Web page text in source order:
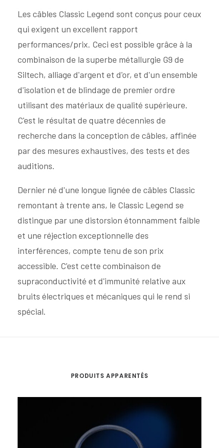
Les câbles Classic Legend sont conçus pour ceux
qui exigent un excellent rapport
performances/prix. Ceci est possible grâce à la
combinaison de la superbe métallurgie G9 de
Siltech, alliage d'argent et d'or, et d'un ensemble
d'isolation et de blindage de premier ordre
utilisant des matériaux de qualité supérieure.
C'est le résultat de quatre décennies de
recherche dans la conception de câbles, affinée
par des mesures exhaustives, des tests et des
auditions.
Dernier né d'une longue lignée de câbles Classic
remontant à trente ans, le Classic Legend se
distingue par une distorsion étonnamment faible
et une réjection exceptionnelle des
interférences, compte tenu de son prix
accessible. C'est cette combinaison de
supraconductivité et d'immunité relative aux
bruits électriques et mécaniques qui le rend si
spécial.
PRODUITS APPARENTÉS